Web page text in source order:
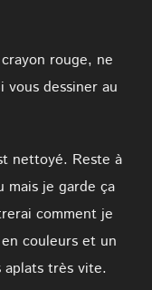
rouge, ne
vous dessiner au
nettoyé. Reste à
mais je garde ça
comment je
couleurs et un
très vite.